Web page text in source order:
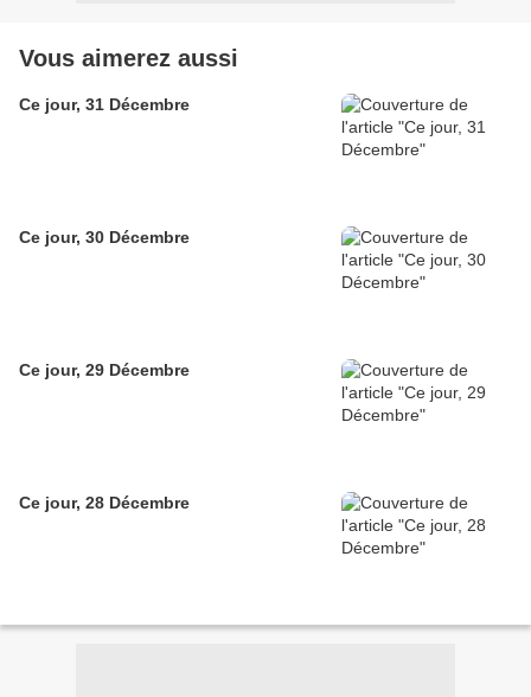
Vous aimerez aussi
Ce jour, 31 Décembre
Ce jour, 30 Décembre
Ce jour, 29 Décembre
Ce jour, 28 Décembre